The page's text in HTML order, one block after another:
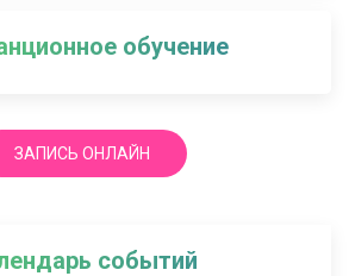
обучение
ЗАПИСЬ ОНЛАЙН
событий